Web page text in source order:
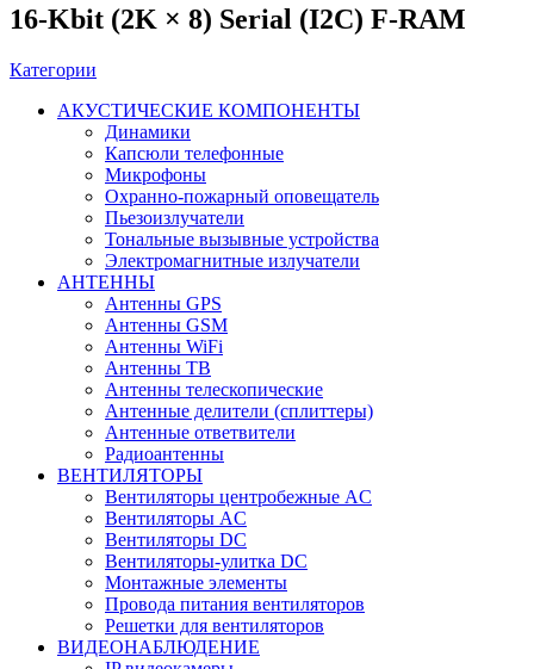
16-Kbit (2K × 8) Serial (I2C) F-RAM
Категории
АКУСТИЧЕСКИЕ КОМПОНЕНТЫ
Динамики
Капсюли телефонные
Микрофоны
Охранно-пожарный оповещатель
Пьезоизлучатели
Тональные вызывные устройства
Электромагнитные излучатели
АНТЕННЫ
Антенны GPS
Антенны GSM
Антенны WiFi
Антенны ТВ
Антенны телескопические
Антенные делители (сплиттеры)
Антенные ответвители
Радиоантенны
ВЕНТИЛЯТОРЫ
Вентиляторы центробежные AC
Вентиляторы AC
Вентиляторы DC
Вентиляторы-улитка DC
Монтажные элементы
Провода питания вентиляторов
Решетки для вентиляторов
ВИДЕОНАБЛЮДЕНИЕ